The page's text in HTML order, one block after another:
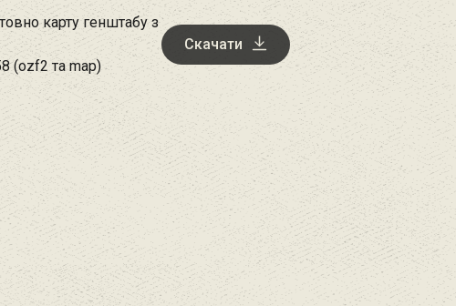
карту генштабу з
(ozf2 та map)
Скачати